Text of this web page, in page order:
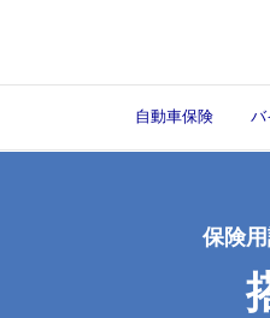
自動車保険 バ
保険